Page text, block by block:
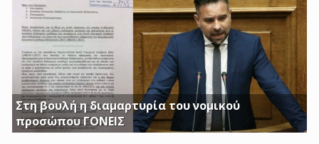
κριτήρια όπως αυτά καθορίζονται με το υπ’ αριθμ. 128/24-
1-2017 ΦΕΚ
Στη βουλή η διαμαρτυρία του νομικού
προσώπου ΓΟΝΕΙΣ
Γ. Κατσιαντώνης: Φορολογείτε με Κοινή Υπουργική